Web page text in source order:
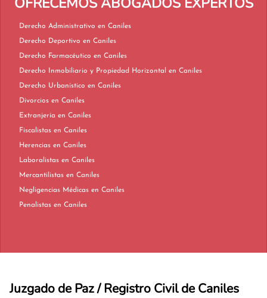
Derecho Administrativo en Caniles
Derecho Deportivo en Caniles
Derecho Farmacéutico en Caniles
Derecho Inmobiliario y Propiedad Horizontal en Caniles
Derecho Urbanístico en Caniles
Divorcios en Caniles
Extranjería en Caniles
Fiscalistas en Caniles
Herencias en Caniles
Laboralistas en Caniles
Mercantilistas en Caniles
Negligencias Médicas en Caniles
Penalistas en Caniles
Juzgado de Paz / Registro Civil de Caniles